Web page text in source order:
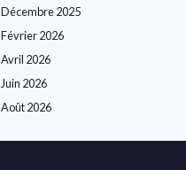
Décembre 2025
Février 2026
Avril 2026
Juin 2026
Août 2026